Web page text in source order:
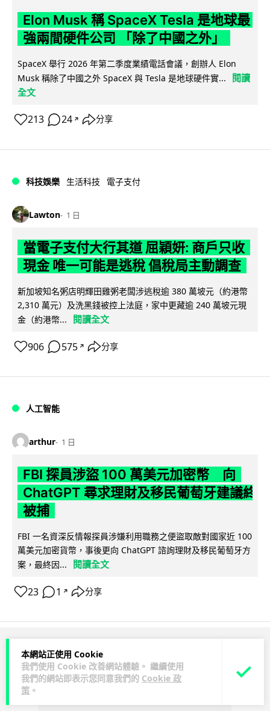
本網站正使用 Cookie
我們使用 Cookie 改善網站體驗。 繼續使用
我們的網站即表示您同意我們的 Cookie 政
策 。
Elon Musk 稱 SpaceX Tesla 是地球最
強兩間硬件公司 「除了中國之外」
SpaceX 舉行 2026 年第二季度業績電話會議，創辦人 Elon
Musk 稱除了中國之外 SpaceX 與 Tesla 是地球硬件實...
閱讀
全文
213 24 ↗ 分享
科技娛樂 生活科技 電子支付
Lawton 1 日
當電子支付大行其道 屈穎妍: 商戶只收
現金 唯一可能是逃稅 倡稅局主動調查
新加坡知名粥店明輝田雞粥老闆涉逃稅逾 380 萬坡元（約港幣
2,310 萬元）及洗黑錢被控上法庭，家中更藏逾 240 萬坡元現
金（約港幣...
閱讀全文
906 575 ↗ 分享
人工智能
arthur 1 日
FBI 探員涉盜 100 萬美元加密幣 向
ChatGPT 尋求理財及移民葡萄牙建議終
被捕
FBI 一名資深反情報探員涉嫌利用職務之便盜取敵對國家近 100
萬美元加密貨幣，事後更向 ChatGPT 諮詢理財及移民葡萄牙方
案，最終因...
閱讀全文
23 1 ↗ 分享
ADVERTISEMENT